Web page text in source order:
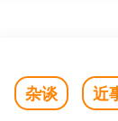
杂谈 近